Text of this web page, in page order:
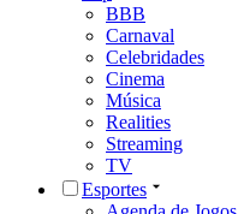
BBB
Carnaval
Celebridades
Cinema
Música
Realities
Streaming
TV
Esportes